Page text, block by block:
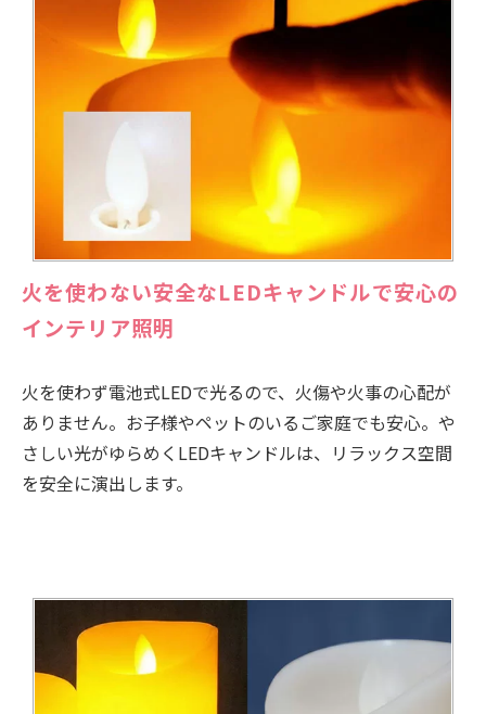
火を使わない安全なLEDキャンドルで安心の
インテリア照明
火を使わず電池式LEDで光るので、火傷や火事の心配が
ありません。お子様やペットのいるご家庭でも安心。や
さしい光がゆらめくLEDキャンドルは、リラックス空間
を安全に演出します。